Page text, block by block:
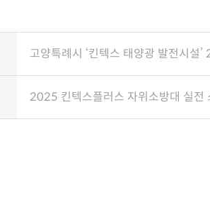
고양특례시 ‘킨텍스 태양광 발전시설
2025 킨텍스플러스 자위소방대 실전